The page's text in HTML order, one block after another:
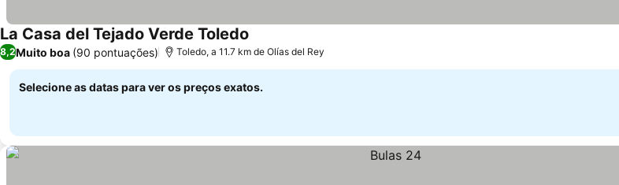
La Casa del Tejado Verde Toledo
8,2Muito boa (90 pontuações) Toledo, a 11.7 km de Olías del Rey
Selecione as datas para ver os preços exatos.